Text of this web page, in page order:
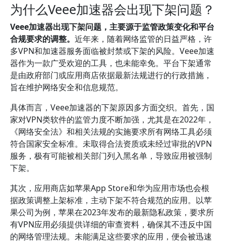
为什么Veee加速器会出现下架问题？
Veee加速器出现下架问题，主要源于监管政策变化和平台
合规要求的调整。 近年来，随着网络监管的日益严格，许
多VPN和加速器服务面临被封禁或下架的风险。Veee加速
器作为一款广受欢迎的工具，也未能幸免。平台下架通常
是由政府部门或应用商店依据最新法规进行的行政措施，
旨在维护网络安全和信息规范。
具体而言，Veee加速器的下架原因多方面交织。首先，国
家对VPN类软件的监管力度不断加强，尤其是在2022年，
《网络安全法》和相关法规的实施要求所有网络工具必须
符合国家安全标准。未取得合法资质或未经过审批的VPN
服务，极有可能被相关部门列入黑名单，导致应用被强制
下架。
其次，应用商店如苹果App Store和华为应用市场也会根
据政策调整上架标准，主动下架不符合规范的应用。以苹
果公司为例，苹果在2023年发布的最新隐私政策，要求所
有VPN应用必须提供详细的审查资料，确保其不违反中国
的网络管理法规。未能满足这些要求的应用，便会被迅速